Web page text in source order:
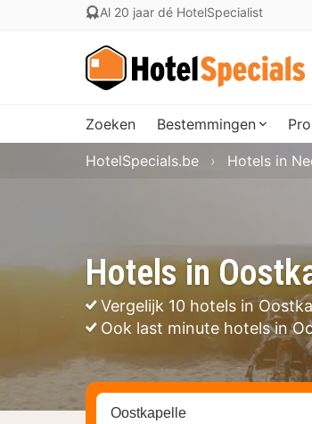
Al 20 jaar dé HotelSpecialist
Zoeken Bestemmingen
Hotels in
Vergelijk 10 hotels in
Ook last minute hotels in
HotelSpecials.be Hotels in
Zoek op hotel, regio of stad